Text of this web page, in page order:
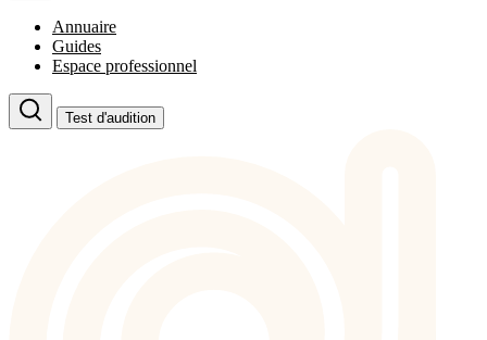
Annuaire
Guides
Espace professionnel
Test d'audition